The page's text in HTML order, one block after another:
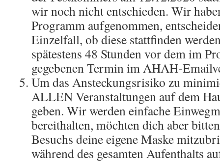
wir noch nicht entschieden. Wir
Programm aufgenommen,
Einzelfall, ob diese stattfinden
spätestens 48 Stunden vor dem im
gegebenen Termin im AHAH-
Um das Ansteckungsrisiko zu
ALLEN Veranstaltungen auf dem
geben. Wir werden einfache
bereithalten, möchten dich aber
Besuchs deine eigene Maske
während des gesamten Aufenthalts